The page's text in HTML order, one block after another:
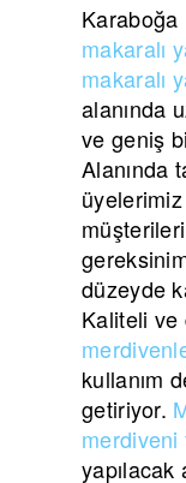
makaralı
makaralı
alanında
ve geniş
Alanında
düzeyde
Kaliteli ve
kullanım
getiriyor.
merdiveni